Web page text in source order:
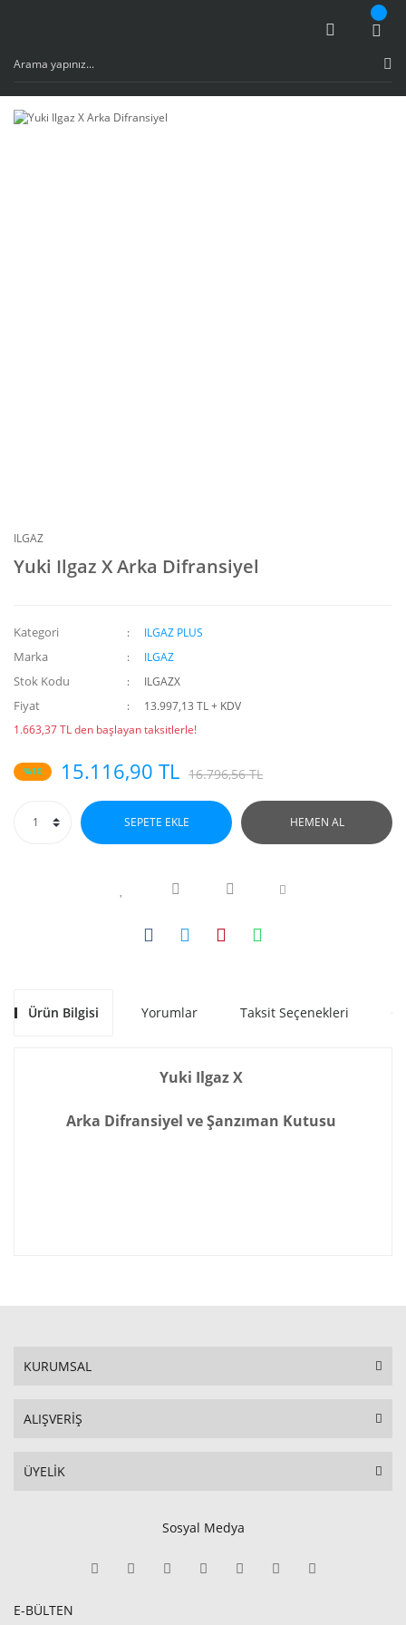
ILGAZ
Yuki Ilgaz X Arka Difransiyel
Kategori ILGAZ PLUS
Marka ILGAZ
Stok Kodu ILGAZX
Fiyat
13.997,13 TL + KDV
1.663,37 TL den başlayan taksitlerle!
%10 15.116,90 TL 16.796,56 TL
SEPETE EKLE HEMEN AL
Ürün Bilgisi Yorumlar Taksit Seçenekleri
Yuki Ilgaz X
Arka Difransiyel ve Şanzıman Kutusu
KURUMSAL
ALIŞVERİŞ
ÜYELİK
Sosyal Medya
E-BÜLTEN